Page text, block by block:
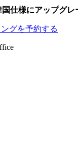
仕様にアップグレ
グを予約する